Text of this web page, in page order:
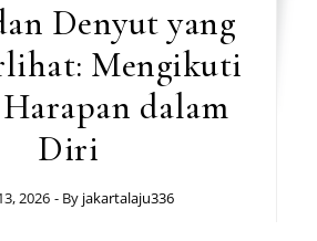
Denyut yang
Mengikuti
dalam
Diri
2026 - By jakartalaju336